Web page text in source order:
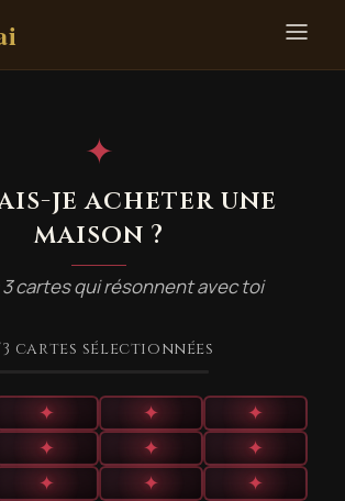
✦
je acheter une
maison ?
cartes qui résonnent avec toi
cartes sélectionnées
✦ ✦
✦
✦ ✦
✦
✦ ✦
✦